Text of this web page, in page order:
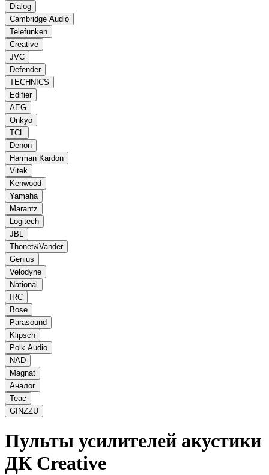
Dialog
Cambridge Audio
Telefunken
Creative
JVC
Defender
TECHNICS
Edifier
AEG
Onkyo
TCL
Denon
Harman Kardon
Vitek
Kenwood
Yamaha
Marantz
Logitech
JBL
Thonet&Vander
Genius
Velodyne
National
IRC
Bose
Parasound
Klipsch
Polk Audio
NAD
Magnat
Аналог
Teac
GINZZU
Пульты усилителей акустики
ДК Creative